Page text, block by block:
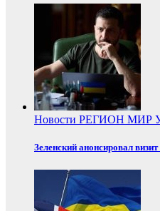
Новости РЕГИОН МИР
Зеленский анонсировал